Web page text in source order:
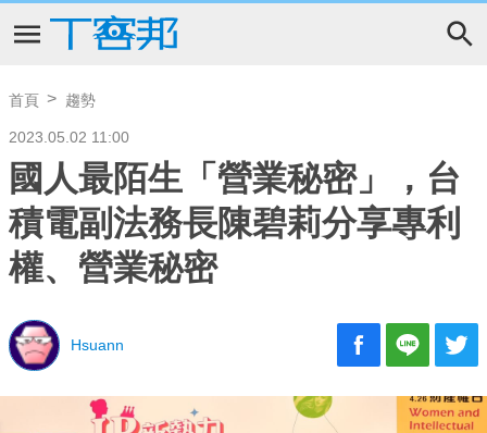
首頁 趨勢
2023.05.02 11:00
國人最陌生「營業秘密」，台
積電副法務長陳碧莉分享專利
權、營業秘密
Hsuann